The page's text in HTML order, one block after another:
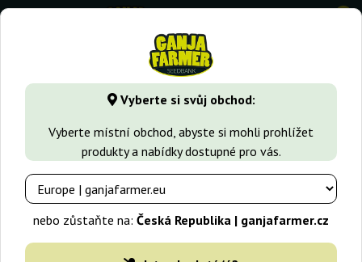
Vyberte si svůj obchod:
Vyberte místní obchod, abyste si mohli prohlížet
produkty a nabídky dostupné pro vás.
nebo zůstaňte na: Česká Republika | ganjafarmer.cz
0
GanjaFarmer.cz Typy Semen Marihuany Indica semena